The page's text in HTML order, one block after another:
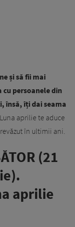
și să fii mai
cu persoanele din
însă, îți dai seama
Luna aprilie te aduce
în ultimii ani.
(21
aprilie